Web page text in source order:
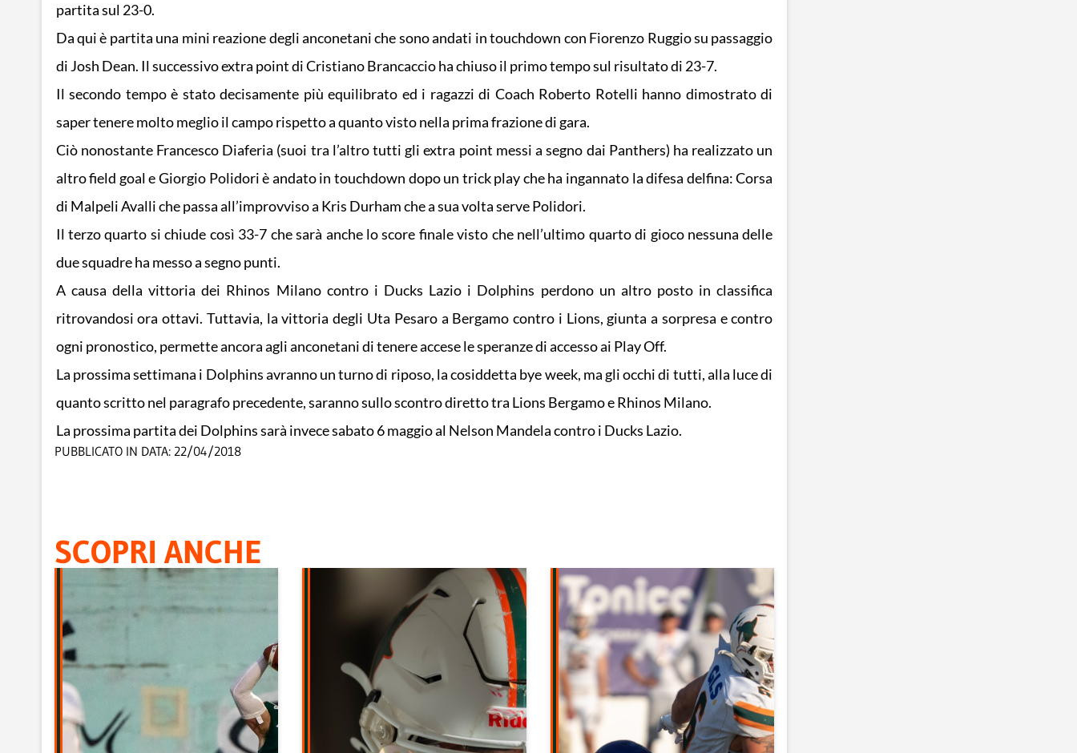
partita sul 23-0.
Da qui è partita una mini reazione degli anconetani che sono andati in touchdown con Fiorenzo Ruggio su passaggio
di Josh Dean. Il successivo extra point di Cristiano Brancaccio ha chiuso il primo tempo sul risultato di 23-7.
Il secondo tempo è stato decisamente più equilibrato ed i ragazzi di Coach Roberto Rotelli hanno dimostrato di
saper tenere molto meglio il campo rispetto a quanto visto nella prima frazione di gara.
Ciò nonostante Francesco Diaferia (suoi tra l’altro tutti gli extra point messi a segno dai Panthers) ha realizzato un
altro field goal e Giorgio Polidori è andato in touchdown dopo un trick play che ha ingannato la difesa delfina: Corsa
di Malpeli Avalli che passa all’improvviso a Kris Durham che a sua volta serve Polidori.
Il terzo quarto si chiude così 33-7 che sarà anche lo score finale visto che nell’ultimo quarto di gioco nessuna delle
due squadre ha messo a segno punti.
A causa della vittoria dei Rhinos Milano contro i Ducks Lazio i Dolphins perdono un altro posto in classifica
ritrovandosi ora ottavi. Tuttavia, la vittoria degli Uta Pesaro a Bergamo contro i Lions, giunta a sorpresa e contro
ogni pronostico, permette ancora agli anconetani di tenere accese le speranze di accesso ai Play Off.
La prossima settimana i Dolphins avranno un turno di riposo, la cosiddetta bye week, ma gli occhi di tutti, alla luce di
quanto scritto nel paragrafo precedente, saranno sullo scontro diretto tra Lions Bergamo e Rhinos Milano.
La prossima partita dei Dolphins sarà invece sabato 6 maggio al Nelson Mandela contro i Ducks Lazio.
PUBBLICATO IN DATA: 22/04/2018
SCOPRI ANCHE